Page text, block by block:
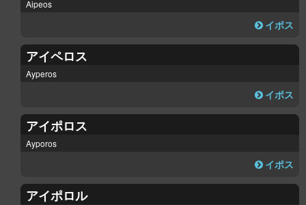
Aipeos
イポス
アイペロス
Ayperos
イポス
アイポロス
Ayporos
イポス
アイポロル